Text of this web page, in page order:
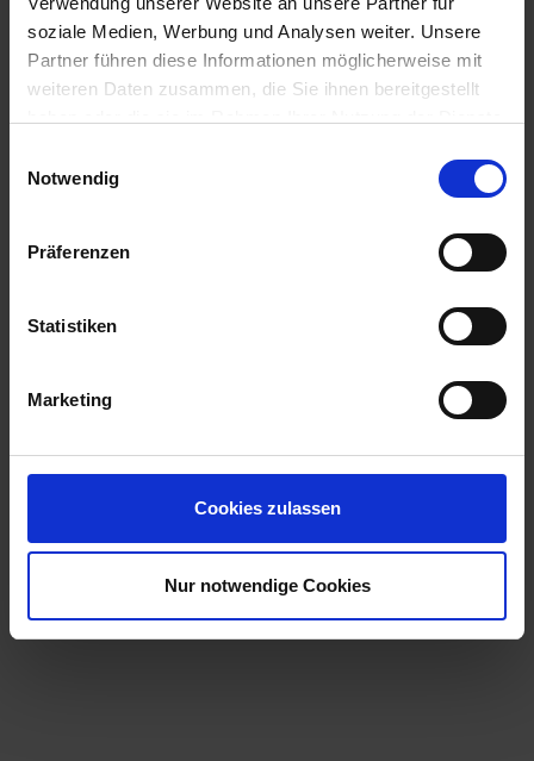
soziale Medien, Werbung und Analysen weiter. Unsere
Partner führen diese Informationen möglicherweise mit
weiteren Daten zusammen, die Sie ihnen bereitgestellt
Notwendig
Präferenzen
Statistiken
Marketing
Cookies zulassen
Nur notwendige Cookies